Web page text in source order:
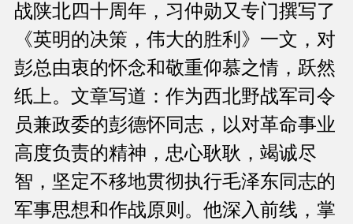
战陕北四十周年，习仲勋又专门撰写了
《英明的决策，伟大的胜利》一文，对
彭总由衷的怀念和敬重仰慕之情，跃然
纸上。文章写道：作为西北野战军司令
员兼政委的彭德怀同志，以对革命事业
高度负责的精神，忠心耿耿，竭诚尽
智，坚定不移地贯彻执行毛泽东同志的
军事思想和作战原则。他深入前线，掌